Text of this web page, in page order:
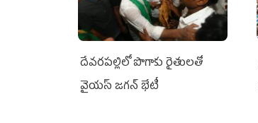
దేవరపల్లిలో పొగాకు రైతులతో
వైయస్ జగన్ భేటీ